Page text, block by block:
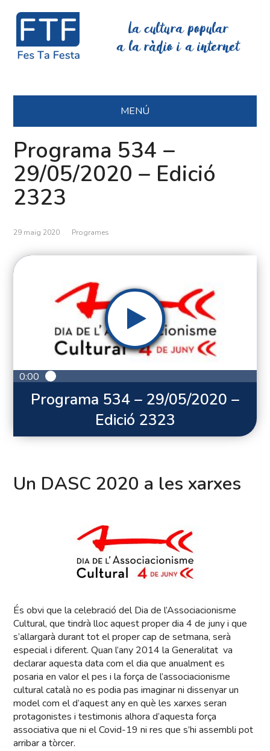
La cultura popular
a la ràdio i a internet
MENÚ
Programa 534 –
29/05/2020 – Edició
2323
29 maig 2020 Programes
0:00
Programa 534 – 29/05/2020 –
Edició 2323
Un DASC 2020 a les xarxes
És obvi que la celebració del Dia de l’Associacionisme
Cultural, que tindrà lloc aquest proper dia 4 de juny i que
s’allargarà durant tot el proper cap de setmana, serà
especial i diferent. Quan l’any 2014 la Generalitat va
declarar aquesta data com el dia que anualment es
posaria en valor el pes i la força de l’associacionisme
cultural català no es podia pas imaginar ni dissenyar un
model com el d’aquest any en què les xarxes seran
protagonistes i testimonis alhora d’aquesta força
associativa que ni el Covid-19 ni res que s’hi assembli pot
arribar a tòrcer.